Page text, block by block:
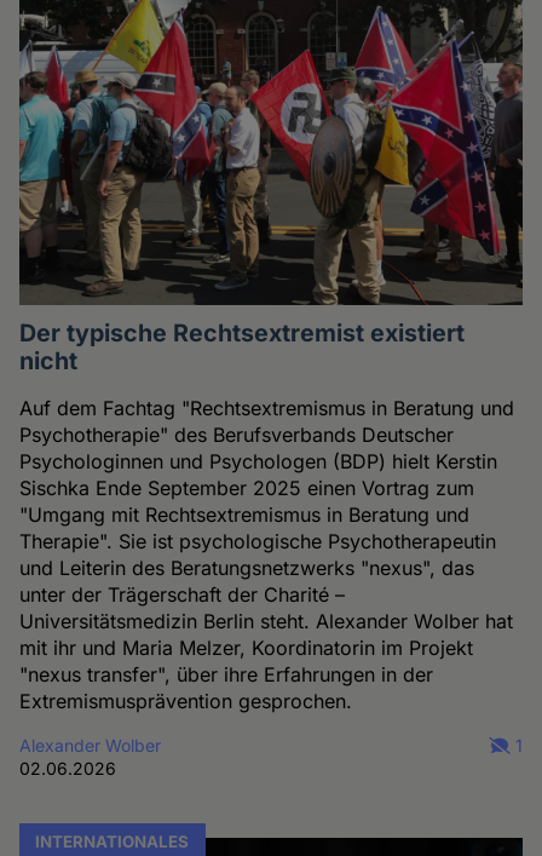
Der typische Rechtsextremist existiert
nicht
Auf dem Fachtag "Rechtsextremismus in Beratung und
Psychotherapie" des Berufsverbands Deutscher
Psychologinnen und Psychologen (BDP) hielt Kerstin
Sischka Ende September 2025 einen Vortrag zum
"Umgang mit Rechtsextremismus in Beratung und
Therapie". Sie ist psychologische Psychotherapeutin
und Leiterin des Beratungsnetzwerks "nexus", das
unter der Trägerschaft der Charité –
Universitätsmedizin Berlin steht. Alexander Wolber hat
mit ihr und Maria Melzer, Koordinatorin im Projekt
"nexus transfer", über ihre Erfahrungen in der
Extremismusprävention gesprochen.
Alexander Wolber
02.06.2026
1
INTERNATIONALES